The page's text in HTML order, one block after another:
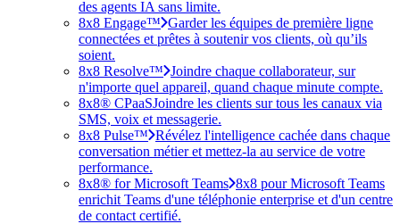
des agents IA sans limite.
8x8 Engage™ Garder les équipes de première ligne
connectées et prêtes à soutenir vos clients, où qu’ils
soient.
8x8 Resolve™ Joindre chaque collaborateur, sur
n'importe quel appareil, quand chaque minute compte.
8x8® CPaaSJoindre les clients sur tous les canaux via
SMS, voix et messagerie.
8x8 Pulse™ Révélez l'intelligence cachée dans chaque
conversation métier et mettez-la au service de votre
performance.
8x8® for Microsoft Teams 8x8 pour Microsoft Teams
enrichit Teams d'une téléphonie enterprise et d'un centre
de contact certifié.